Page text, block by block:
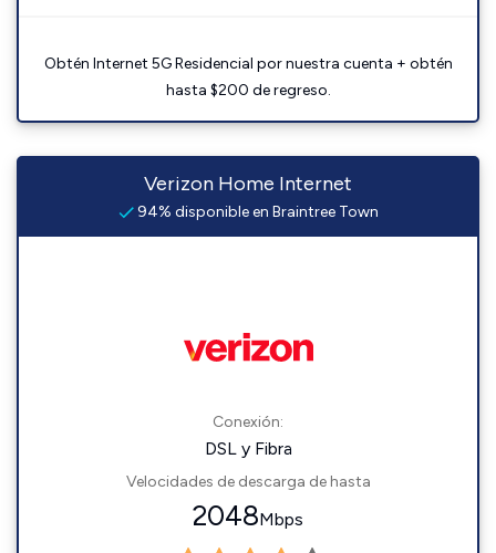
Obtén Internet 5G Residencial por nuestra cuenta + obtén
hasta $200 de regreso.
Verizon Home Internet
94% disponible en Braintree Town
Conexión:
DSL y Fibra
Velocidades de descarga de hasta
2048Mbps